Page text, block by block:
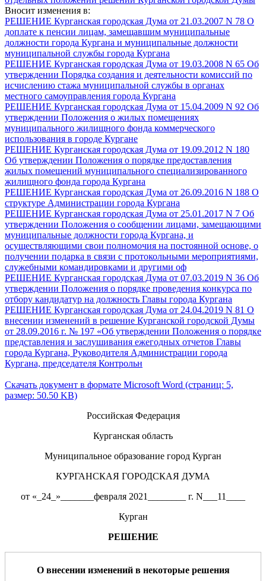
Вносит изменения в:
РЕШЕНИЕ Курганская городская Дума от 21.03.2007 N 78 О
доплате к пенсии лицам, замещавшим муниципальные
должности города Кургана и муниципальные должности
муниципальной службы города Кургана
РЕШЕНИЕ Курганская городская Дума от 19.03.2008 N 65 Об
утверждении Порядка создания и деятельности комиссий по
исчислению стажа муниципальной службы в органах
местного самоуправления города Кургана
РЕШЕНИЕ Курганская городская Дума от 15.04.2009 N 92 Об
утверждении Положения о жилых помещениях
муниципального жилищного фонда коммерческого
использования в городе Кургане
РЕШЕНИЕ Курганская городская Дума от 19.09.2012 N 180
Об утверждении Положения о порядке предоставления
жилых помещений муниципального специализированного
жилищного фонда города Кургана
РЕШЕНИЕ Курганская городская Дума от 26.09.2016 N 188 О
структуре Администрации города Кургана
РЕШЕНИЕ Курганская городская Дума от 25.01.2017 N 7 Об
утверждении Положения о сообщении лицами, замещающими
муниципальные должности города Кургана, и
осуществляющими свои полномочия на постоянной основе, о
получении подарка в связи с протокольными мероприятиями,
служебными командировками и другими оф
РЕШЕНИЕ Курганская городская Дума от 07.03.2019 N 36 Об
утверждении Положения о порядке проведения конкурса по
отбору кандидатур на должность Главы города Кургана
РЕШЕНИЕ Курганская городская Дума от 24.04.2019 N 81 О
внесении изменений в решение Курганской городской Думы
от 28.09.2016 г. № 197 «Об утверждении Положения о порядке
представления и заслушивания ежегодных отчетов Главы
города Кургана, Руководителя Администрации города
Кургана, председателя Контрольн
Скачать документ в формате Microsoft Word (страниц: 5,
размер: 50.50 KB)
Российская Федерация
Курганская область
Муниципальное образование город Курган
КУРГАНСКАЯ ГОРОДСКАЯ ДУМА
от «_24_»_______февраля 2021________ г. N___11____
Курган
РЕШЕНИЕ
О внесении изменений в некоторые решения